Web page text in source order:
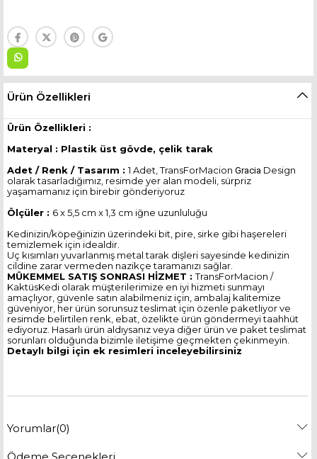
Ürün Özellikleri
Ürün Özellikleri :
Materyal : Plastik üst gövde, çelik tarak
Adet / Renk / Tasarım :1 Adet, TransForMacion Gracia Design
olarak tasarladığımız, resimde yer alan modeli, sürpriz
yaşamamanız için birebir gönderiyoruz
Ölçüler : 6 x 5,5 cm x 1,3 cm iğne uzunluluğu
Kedinizin/köpeğinizin üzerindeki bit, pire, sirke gibi haşereleri
temizlemek için idealdir.
Uç kısımları yuvarlanmış metal tarak dişleri sayesinde kedinizin
cildine zarar vermeden nazikçe taramanızı sağlar.
MÜKEMMEL SATIŞ SONRASI HİZMET :TransForMacion /
KaktüsKedi olarak müşterilerimize en iyi hizmeti sunmayı
amaçlıyor, güvenle satın alabilmeniz için, ambalaj kalitemize
güveniyor, her ürün sorunsuz teslimat için özenle paketliyor ve
resimde belirtilen renk, ebat, özelikte ürün göndermeyi taahhüt
ediyoruz. Hasarlı ürün aldıysanız veya diğer ürün ve paket teslimat
sorunları olduğunda bizimle iletişime geçmekten çekinmeyin.
Detaylı bilgi için ek resimleri inceleyebilirsiniz
Yorumlar(0)